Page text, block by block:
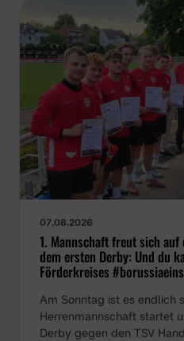
07.08.2026
1. Mannschaft freut sich
dem ersten Derby: Und du
Förderkreises
Am Sonntag ist es endlich
Herrenmannschaft startet
Derby gegen den TSV